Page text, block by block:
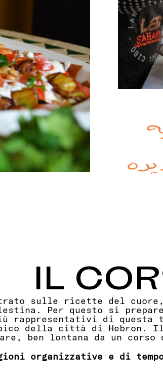
IL
sulle ricette del cuore,
Per questo si
rappresentativi di questa
della città di Hebron. Il
ben lontana da un
organizzative e di